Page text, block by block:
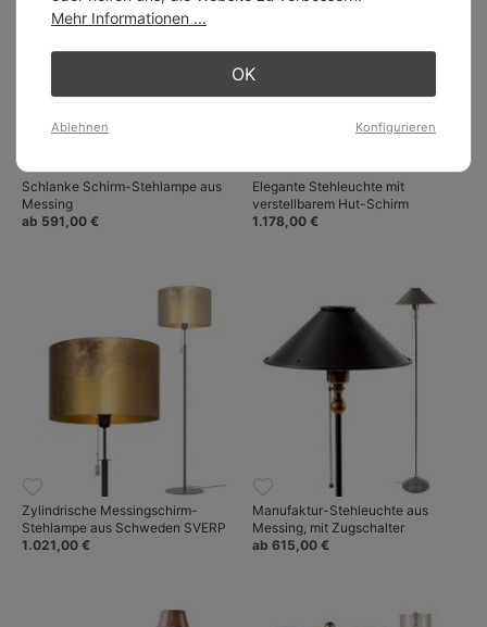
Schlanke Schirm-Stehlampe aus
Messing
ab 591,00 €
Elegante Stehleuchte mit
verstellbarem Hut-Schirm
1.178,00 €
Zylindrische Messingschirm-
Stehlampe aus Schweden SVERP
1.021,00 €
Manufaktur-Stehleuchte aus
Messing, mit Zugschalter
ab 615,00 €
Mehr Informationen ...
OK
Ablehnen Konfigurieren